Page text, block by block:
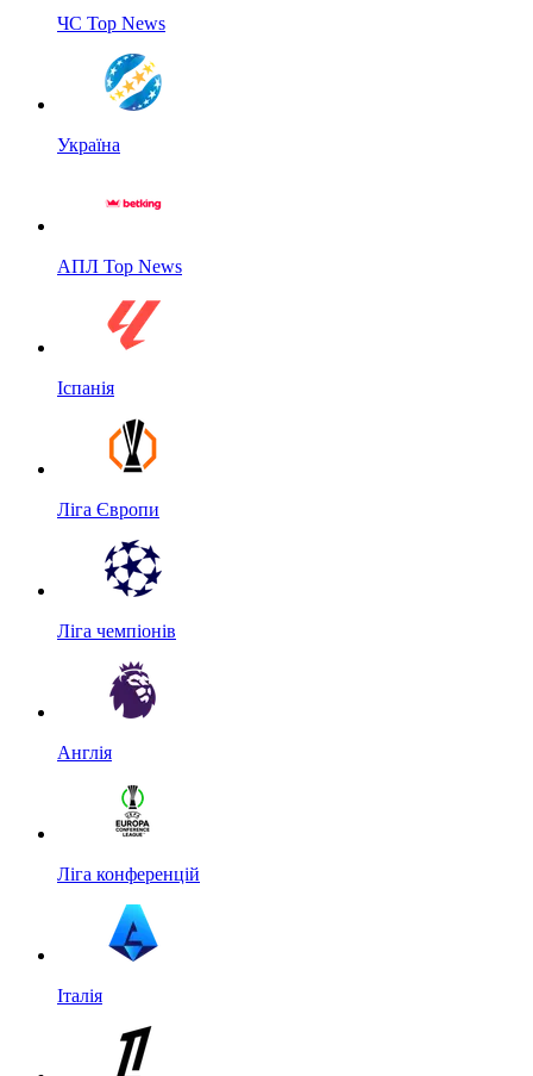
ЧС Top News
Україна
АПЛ Top News
Іспанія
Ліга Європи
Ліга чемпіонів
Англія
Ліга конференцій
Італія